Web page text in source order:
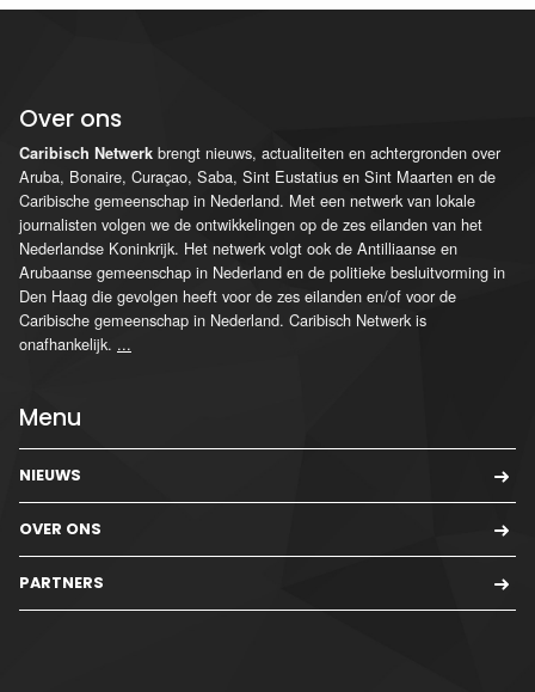
Over ons
Caribisch Netwerk brengt nieuws, actualiteiten en achtergronden over
Aruba, Bonaire, Curaçao, Saba, Sint Eustatius en Sint Maarten en de
Caribische gemeenschap in Nederland. Met een netwerk van lokale
journalisten volgen we de ontwikkelingen op de zes eilanden van het
Nederlandse Koninkrijk. Het netwerk volgt ook de Antilliaanse en
Arubaanse gemeenschap in Nederland en de politieke besluitvorming in
Den Haag die gevolgen heeft voor de zes eilanden en/of voor de
Caribische gemeenschap in Nederland. Caribisch Netwerk is
onafhankelijk. ...
Menu
NIEUWS
OVER ONS
PARTNERS